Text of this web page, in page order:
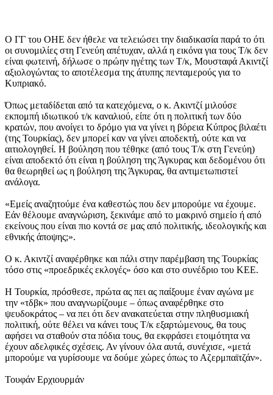
O ΓΓ του ΟΗΕ δεν ήθελε να τελειώσει την διαδικασία παρά το ότι
οι συνομιλίες στη Γενεύη απέτυχαν, αλλά η εικόνα για τους Τ/κ δεν
είναι φωτεινή, δήλωσε ο πρώην ηγέτης των Τ/κ, Μουσταφά Ακιντζί
αξιολογώντας το αποτέλεσμα της άτυπης πενταμερούς για το
Κυπριακό.
Όπως μεταδίδεται από τα κατεχόμενα, ο κ. Ακιντζί μιλούσε
εκπομπή ιδιωτικού τ/κ καναλιού, είπε ότι η πολιτική των δύο
κρατών, που ανοίγει το δρόμο για να γίνει η βόρεια Κύπρος βιλαέτι
(της Τουρκίας), δεν μπορεί καν να γίνει αποδεκτή, ούτε και να
αιτιολογηθεί. Η βούληση που τέθηκε (από τους Τ/κ στη Γενεύη)
είναι αποδεκτό ότι είναι η βούληση της Άγκυρας και δεδομένου ότι
θα θεωρηθεί ως η βούληση της Άγκυρας, θα αντιμετωπιστεί
ανάλογα.
«Εμείς αναζητούμε ένα καθεστώς που δεν μπορούμε να έχουμε.
Εάν θέλουμε αναγνώριση, ξεκινάμε από το μακρινό σημείο ή από
εκείνους που είναι πιο κοντά σε μας από πολιτικής, ιδεολογικής και
εθνικής άποψης;».
Ο κ. Ακιντζί αναφέρθηκε και πάλι στην παρέμβαση της Τουρκίας
τόσο στις «προεδρικές εκλογές» όσο και στο συνέδριο του ΚΕΕ.
Η Τουρκία, πρόσθεσε, πρώτα ας πει ας παίξουμε έναν αγώνα με
την «τδβκ» που αναγνωρίζουμε – όπως αναφέρθηκε στο
ψευδοκράτος – να πει ότι δεν ανακατεύεται στην πληθυσμιακή
πολιτική, ούτε θέλει να κάνει τους Τ/κ εξαρτώμενους, θα τους
αφήσει να σταθούν στα πόδια τους, θα εκφράσει ετοιμότητα να
έχουν αδελφικές σχέσεις. Αν γίνουν όλα αυτά, συνέχισε, «μετά
μπορούμε να γυρίσουμε να δούμε χώρες όπως το Αζερμπαϊτζάν».
Τουφάν Ερχιουρμάν